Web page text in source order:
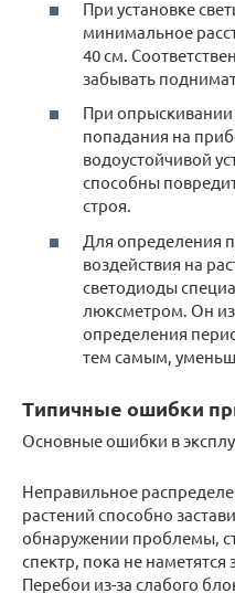
При установке
минимальное
40 см.
забывать
При опрыскивании
попадания на
водоустойчивой
способны
строя.
Для определения
воздействия на
светодиоды
люксметром. Он
определения
тем самым,
Типичные ошибки
Основные ошибки в
Неправильное
растений способно
обнаружении проблемы,
спектр, пока не наметятся
Перебои из-за слабого